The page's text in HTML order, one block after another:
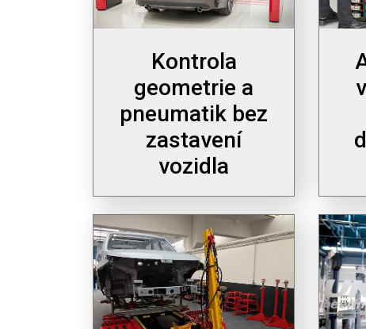
Kontrola
geometrie a
pneumatik bez
zastavení
vozidla